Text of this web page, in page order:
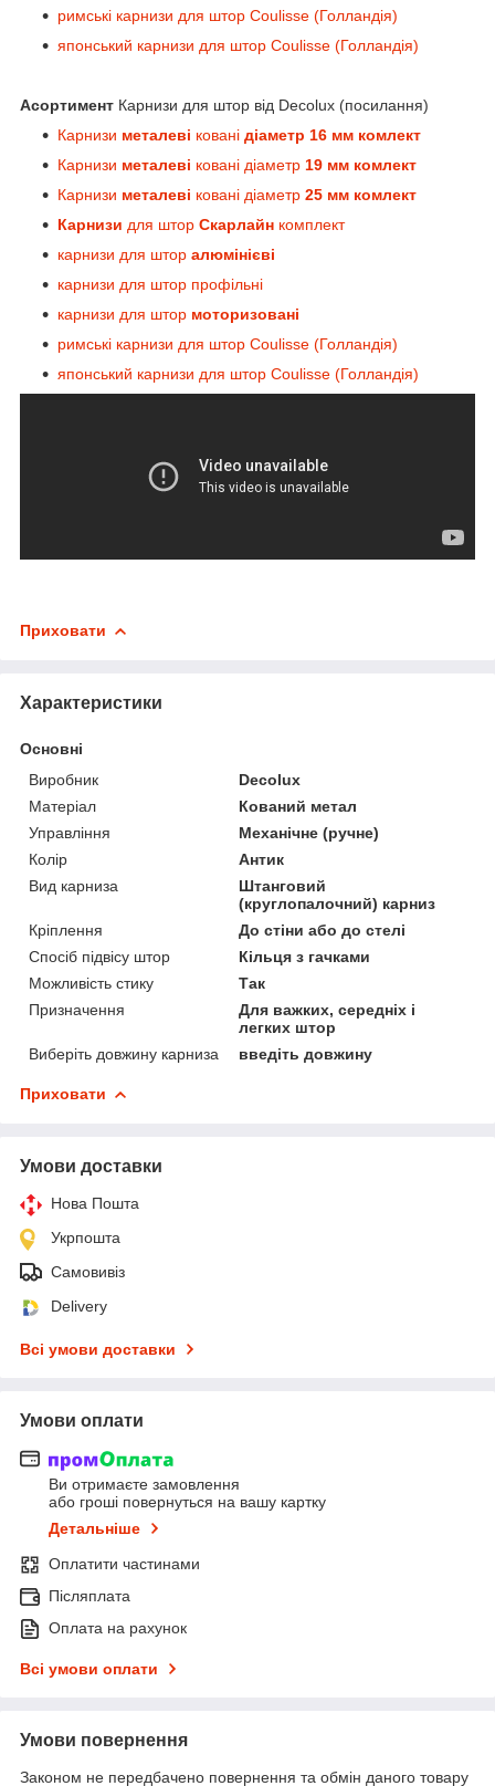
римські карнизи для штор Coulisse (Голландія)
японський карнизи для штор Coulisse (Голландія)
Асортимент Карнизи для штор від Decolux (посилання)
Карнизи металеві ковані діаметр 16 мм комлект
Карнизи металеві ковані діаметр 19 мм комлект
Карнизи металеві ковані діаметр 25 мм комлект
Карнизи для штор Скарлайн комплект
карнизи для штор алюмінієві
карнизи для штор профільні
карнизи для штор моторизовані
римські карнизи для штор Coulisse (Голландія)
японський карнизи для штор Coulisse (Голландія)
Приховати
Характеристики
Основні
Виробник
Decolux
Матеріал
Кований метал
Управління
Механічне (ручне)
Колір
Антик
Вид карниза
Штанговий
(круглопалочний) карниз
Кріплення
До стіни або до стелі
Спосіб підвісу штор
Кільця з гачками
Можливість стику
Так
Призначення
Для важких, середніх і
легких штор
Виберіть довжину карниза
введіть довжину
Приховати
Умови доставки
Нова Пошта
Укрпошта
Самовивіз
Delivery
Всі умови доставки
Умови оплати
Ви отримаєте замовлення
або гроші повернуться на вашу картку
Детальніше
Оплатити частинами
Післяплата
Оплата на рахунок
Всі умови оплати
Умови повернення
Законом не передбачено повернення та обмін даного товару